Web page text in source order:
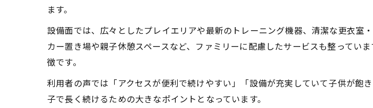
ます。
設備面では、広々としたプレイエリアや最新のトレーニング機器、清潔な更衣室
カー置き場や親子休憩スペースなど、ファミリーに配慮したサービスも整ってい
徴です。
利用者の声では「アクセスが便利で続けやすい」「設備が充実していて子供が飽
子で長く続けるための大きなポイントとなっています。